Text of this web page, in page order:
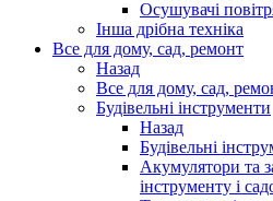
Осушувачі
Інша дрібна техніка
Все для дому, сад, ремонт
Назад
Все для дому, сад,
Будівельні інструменти
Назад
Будівельні
Акумулятори та
інструменту і